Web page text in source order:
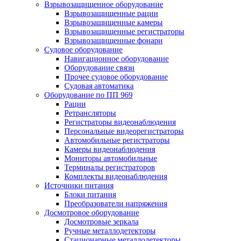
Взрывозащищенное оборудование
Взрывозащищенные рации
Взрывозащищенные камеры
Взрывозащищенные регистраторы
Взрывозащищенные фонари
Судовое оборудование
Навигационное оборудование
Оборудование связи
Прочее судовое оборудование
Судовая автоматика
Оборудование по ПП 969
Рации
Ретрансляторы
Регистраторы видеонаблюдения
Персональные видеорегистраторы
Автомобильные регистраторы
Камеры видеонаблюдения
Мониторы автомобильные
Терминалы регистраторов
Комплекты видеонаблюдения
Источники питания
Блоки питания
Преобразователи напряжения
Досмотровое оборудование
Досмотровые зеркала
Ручные металлодетекторы